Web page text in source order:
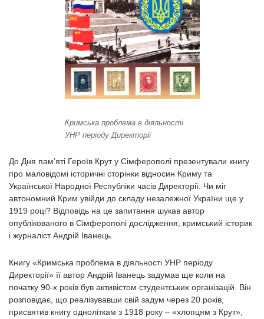
Кримська проблема в діяльності
УНР періоду Директорії
До Дня пам’яті Героїв Крут у Сімферополі презентували книгу
про маловідомі історичні сторінки відносин Криму та
Української Народної Республіки часів Директорії. Чи міг
автономний Крим увійди до складу незалежної України ще у
1919 році? Відповідь на це запитання шукав автор
опублікованого в Сімферополі дослідження, кримський історик
і журналіст Андрій Іванець.
Книгу «Кримська проблема в діяльності УНР періоду
Директорії» її автор Андрій Іванець задумав ще коли на
початку 90-х років був активістом студентських організацій. Він
розповідає, що реалізувавши свій задум через 20 років,
присвятив книгу одноліткам з 1918 року – «хлопцям з Крут»,